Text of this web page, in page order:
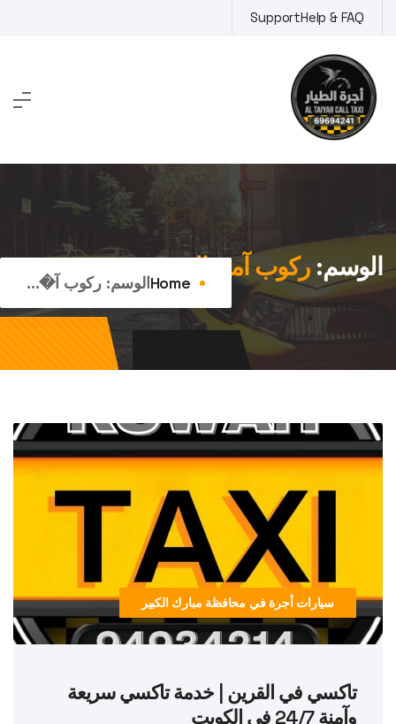
to
content
Help & FAQ
Support
الوسم:ركوب آمن القرين
Homeالوسم: ركوب آ�...
سيارات أجرة في محافظة مبارك الكبير
تاكسي في القرين | خدمة تاكسي سريعة
وآمنة 24/7 في الكويت